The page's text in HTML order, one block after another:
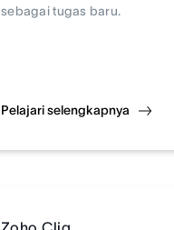
sebagai tugas baru.
Pelajari selengkapnya